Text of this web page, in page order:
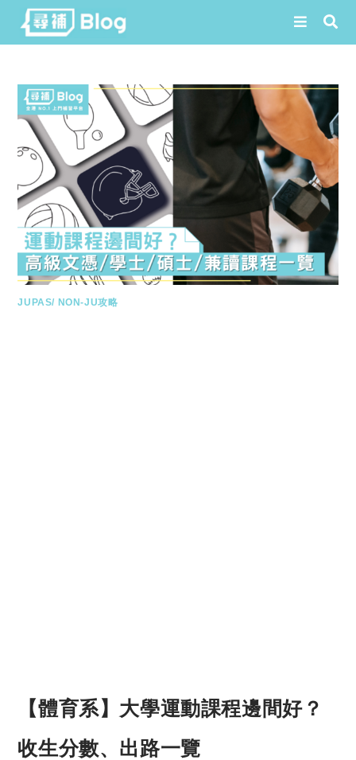
content
JUPAS/ NON-JU攻略
【體育系】大學運動課程邊間好？
收生分數、出路一覽